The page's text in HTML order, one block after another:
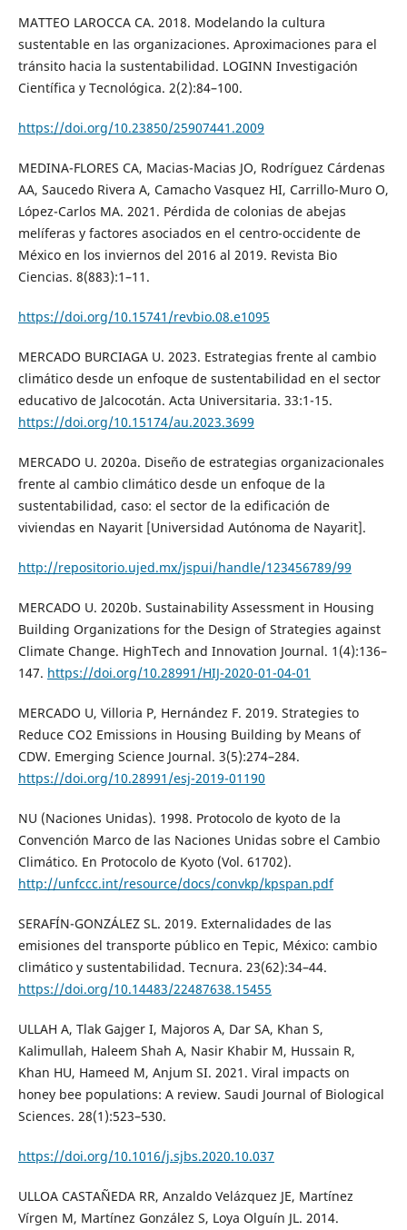
MATTEO LAROCCA CA. 2018. Modelando la cultura
sustentable en las organizaciones. Aproximaciones para el
tránsito hacia la sustentabilidad. LOGINN Investigación
Científica y Tecnológica. 2(2):84–100.
https://doi.org/10.23850/25907441.2009
MEDINA-FLORES CA, Macias-Macias JO, Rodríguez Cárdenas
AA, Saucedo Rivera A, Camacho Vasquez HI, Carrillo-Muro O,
López-Carlos MA. 2021. Pérdida de colonias de abejas
melíferas y factores asociados en el centro-occidente de
México en los inviernos del 2016 al 2019. Revista Bio
Ciencias. 8(883):1–11.
https://doi.org/10.15741/revbio.08.e1095
MERCADO BURCIAGA U. 2023. Estrategias frente al cambio
climático desde un enfoque de sustentabilidad en el sector
educativo de Jalcocotán. Acta Universitaria. 33:1-15.
https://doi.org/10.15174/au.2023.3699
MERCADO U. 2020a. Diseño de estrategias organizacionales
frente al cambio climático desde un enfoque de la
sustentabilidad, caso: el sector de la edificación de
viviendas en Nayarit [Universidad Autónoma de Nayarit].
http://repositorio.ujed.mx/jspui/handle/123456789/99
MERCADO U. 2020b. Sustainability Assessment in Housing
Building Organizations for the Design of Strategies against
Climate Change. HighTech and Innovation Journal. 1(4):136–
147. https://doi.org/10.28991/HIJ-2020-01-04-01
MERCADO U, Villoria P, Hernández F. 2019. Strategies to
Reduce CO2 Emissions in Housing Building by Means of
CDW. Emerging Science Journal. 3(5):274–284.
https://doi.org/10.28991/esj-2019-01190
NU (Naciones Unidas). 1998. Protocolo de kyoto de la
Convención Marco de las Naciones Unidas sobre el Cambio
Climático. En Protocolo de Kyoto (Vol. 61702).
http://unfccc.int/resource/docs/convkp/kpspan.pdf
SERAFÍN-GONZÁLEZ SL. 2019. Externalidades de las
emisiones del transporte público en Tepic, México: cambio
climático y sustentabilidad. Tecnura. 23(62):34–44.
https://doi.org/10.14483/22487638.15455
ULLAH A, Tlak Gajger I, Majoros A, Dar SA, Khan S,
Kalimullah, Haleem Shah A, Nasir Khabir M, Hussain R,
Khan HU, Hameed M, Anjum SI. 2021. Viral impacts on
honey bee populations: A review. Saudi Journal of Biological
Sciences. 28(1):523–530.
https://doi.org/10.1016/j.sjbs.2020.10.037
ULLOA CASTAÑEDA RR, Anzaldo Velázquez JE, Martínez
Vírgen M, Martínez González S, Loya Olguín JL. 2014.